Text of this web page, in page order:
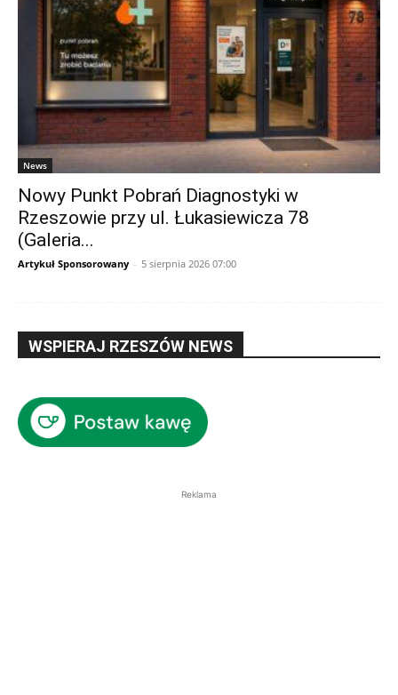
News
Nowy Punkt Pobrań Diagnostyki w
Rzeszowie przy ul. Łukasiewicza 78
(Galeria...
Artykuł Sponsorowany - 5 sierpnia 2026 07:00
WSPIERAJ RZESZÓW NEWS
Reklama